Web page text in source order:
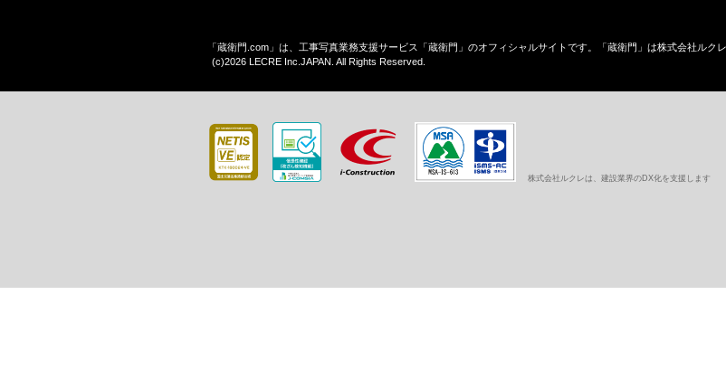
「蔵衛門.com」は、工事写真業務支援サービス「蔵衛門」のオフィシャルサイトです。「蔵衛門」は株式会社ルク
(c)2026 LECRE Inc.JAPAN. All Rights Reserved.
株式会社ルクレは、建設業界のDX化を支援します